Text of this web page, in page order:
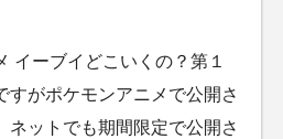
イーブイどこいくの？第１
すがポケモンアニメで公開さ
ネットでも期間限定で公開さ